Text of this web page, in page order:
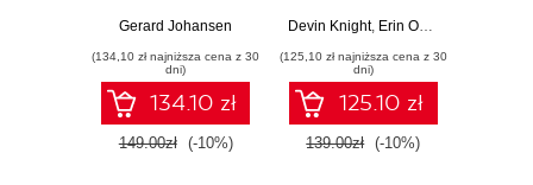
and techniques for
threat response -
Fourth Edition
Gerard Johansen
(134,10 zł najniższa cena z 30
dni)
134.10 zł
149.00zł (-10%)
to Power BI, Data
Tools, and
Microsoft Fabric -
Fourth Edition
Devin Knight, Erin Ostrowsky
(125,10 zł najniższa cena z 30
dni)
125.10 zł
139.00zł (-10%)